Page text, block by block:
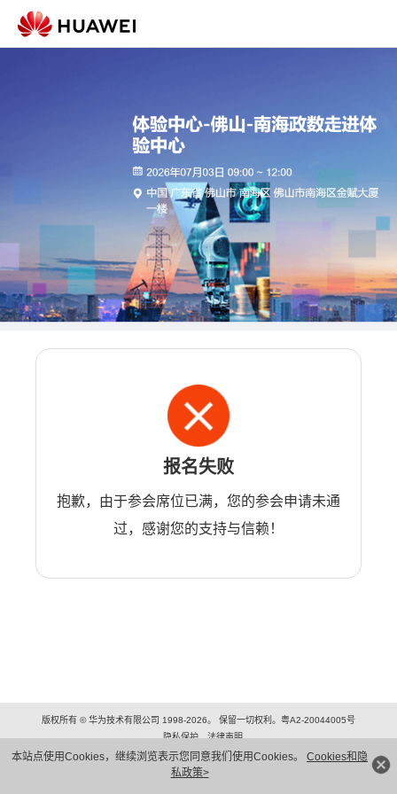
本站点使用Cookies，继续浏览表示您同意我们使用Cookies。 Cookies和隐
私政策>
报名失败
抱歉，由于参会席位已满，您的参会申请未通
过，感谢您的支持与信赖！
版权所有 © 华为技术有限公司 1998-2026。 保留一切权利。粤A2-20044005号
隐私保护
法律声明